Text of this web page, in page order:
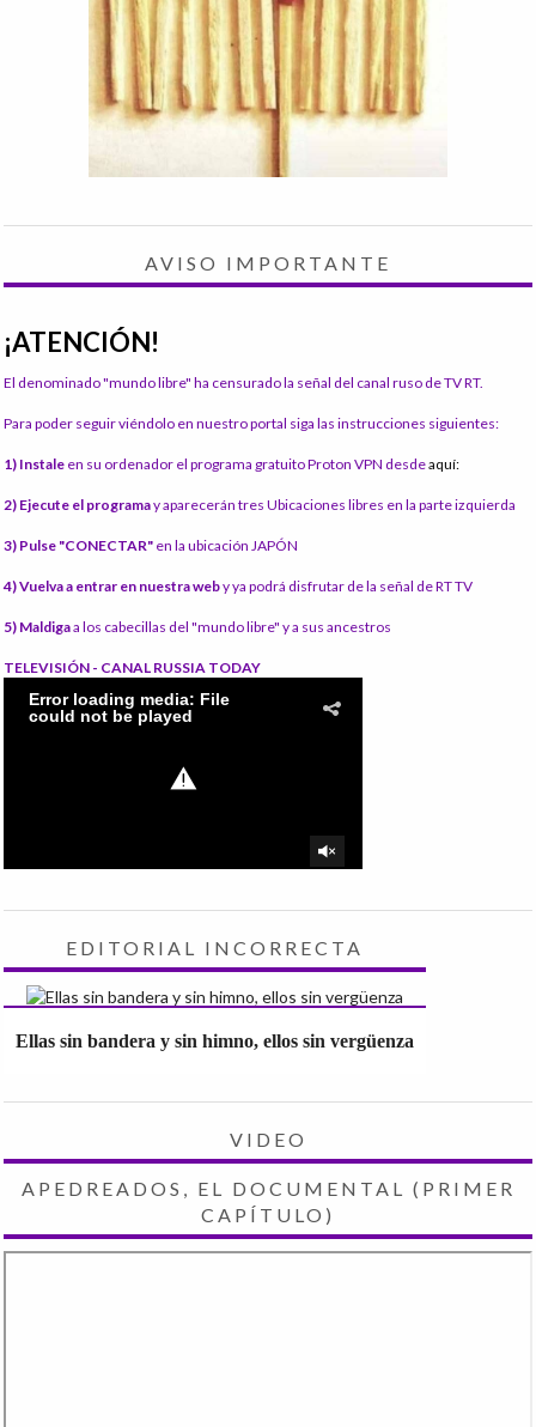
AVISO IMPORTANTE
¡ATENCIÓN!
El denominado "mundo libre" ha censurado la señal del canal ruso de TV RT.
Para poder seguir viéndolo en nuestro portal siga las instrucciones siguientes:
1) Instale en su ordenador el programa gratuito Proton VPN desdeaquí:
2) Ejecute el programay aparecerán tres Ubicaciones libres en la parte izquierda
3) Pulse "CONECTAR" en la ubicación JAPÓN
4) Vuelva a entrar en nuestra weby ya podrá disfrutar de la señal de RT TV
5) Maldigaa los cabecillas del "mundo libre" y a sus ancestros
TELEVISIÓN - CANAL RUSSIA TODAY
EDITORIAL INCORRECTA
Ellas sin bandera y sin himno, ellos sin vergüenza
VIDEO
APEDREADOS, EL DOCUMENTAL (PRIMER
CAPÍTULO)